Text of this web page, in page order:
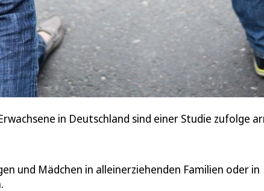
in Deutschland sind einer Studie zufolge
und Mädchen in alleinerziehenden Familien oder in